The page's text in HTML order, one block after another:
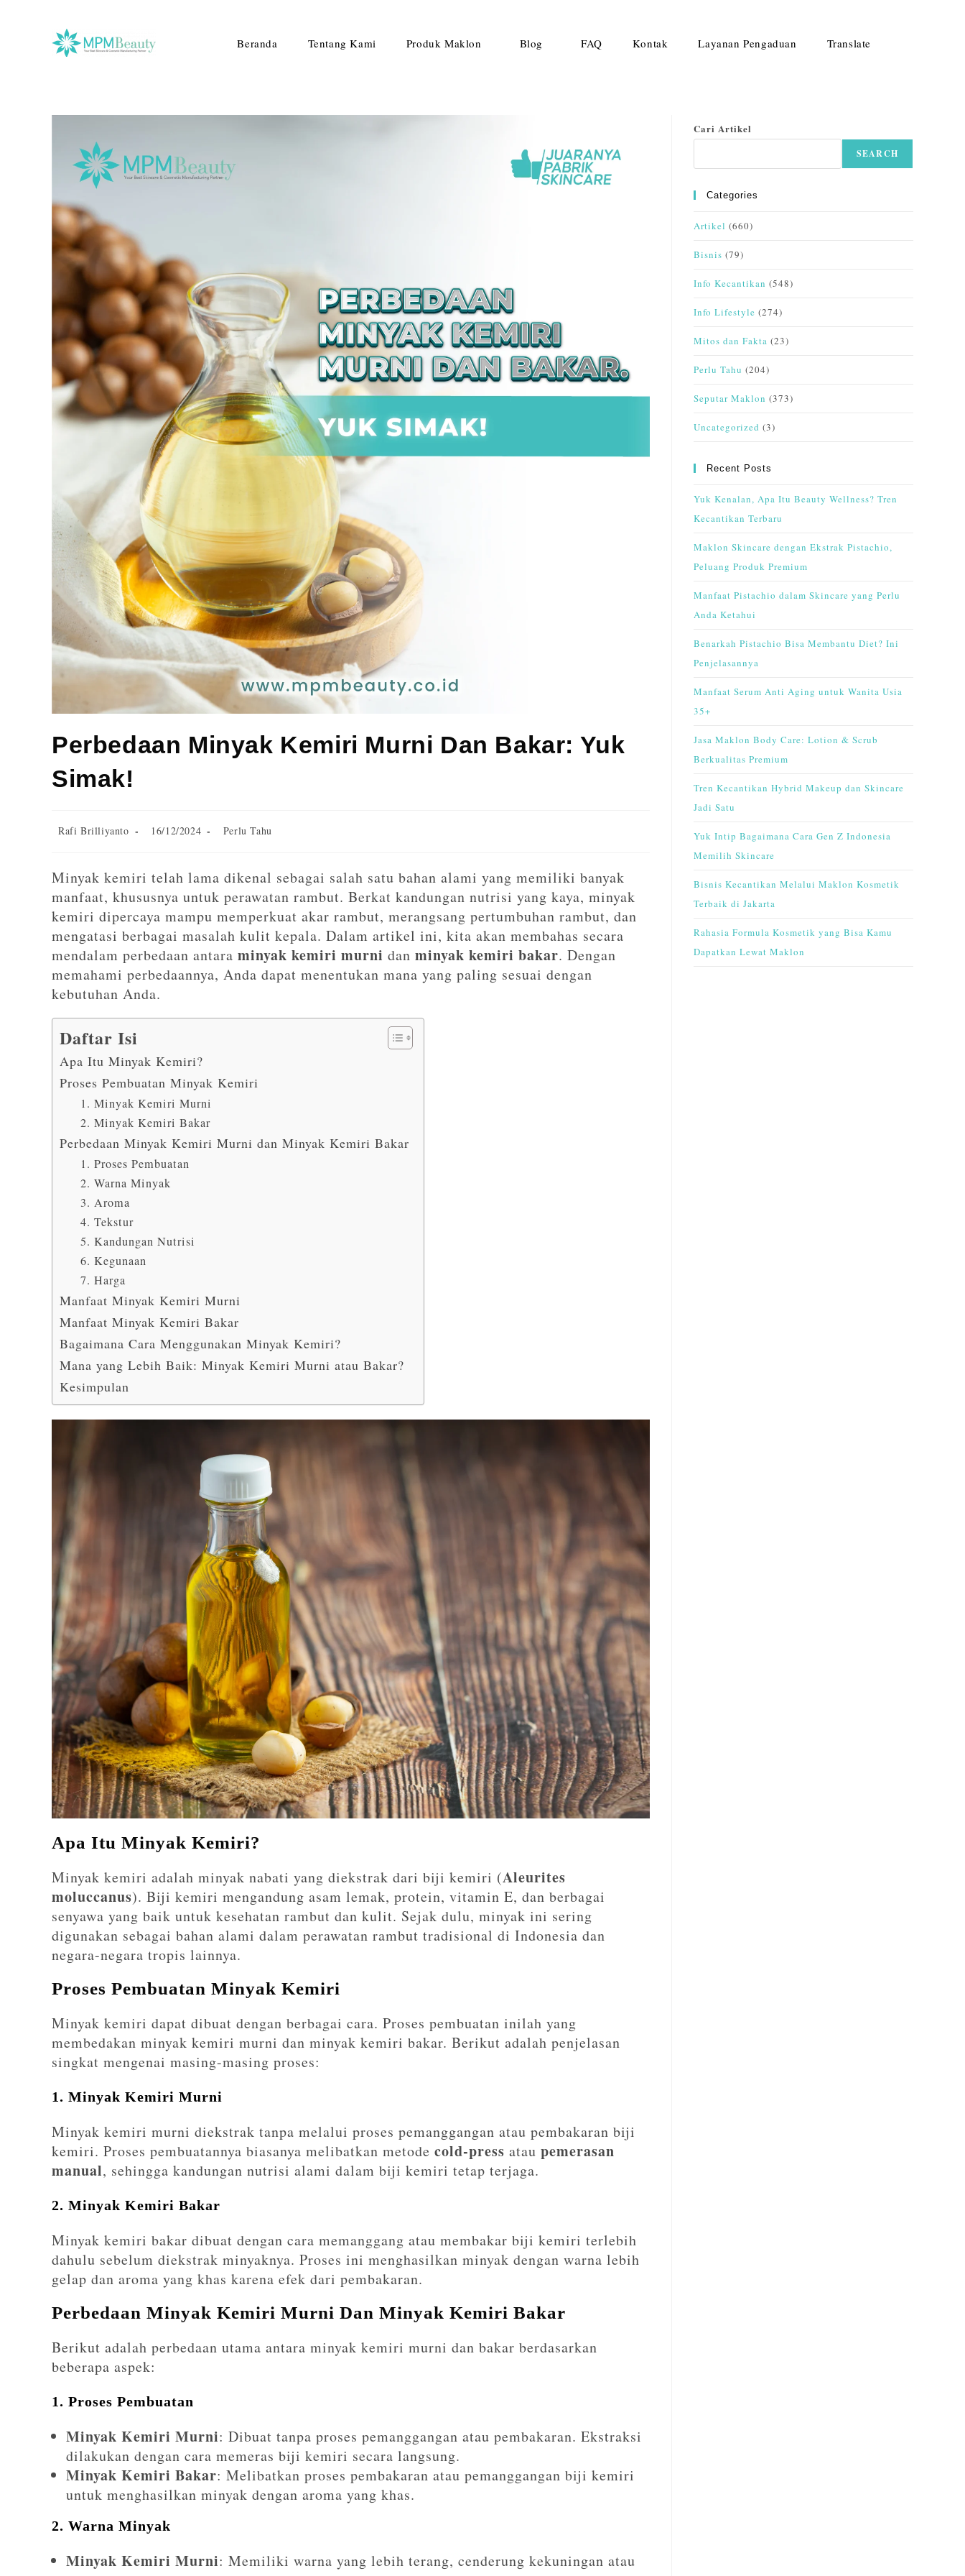
Beranda Tentang Kami Produk Maklon Blog FAQ Kontak Layanan Pengaduan Translate
Perbedaan Minyak Kemiri Murni Dan Bakar: Yuk
Simak!
Rafi Brilliyanto 16/12/2024 Perlu Tahu
Minyak kemiri telah lama dikenal sebagai salah satu bahan alami yang memiliki banyak
manfaat, khususnya untuk perawatan rambut. Berkat kandungan nutrisi yang kaya, minyak
kemiri dipercaya mampu memperkuat akar rambut, merangsang pertumbuhan rambut, dan
mengatasi berbagai masalah kulit kepala. Dalam artikel ini, kita akan membahas secara
mendalam perbedaan antara minyak kemiri murni dan minyak kemiri bakar. Dengan
memahami perbedaannya, Anda dapat menentukan mana yang paling sesuai dengan
kebutuhan Anda.
Daftar Isi
Apa Itu Minyak Kemiri?
Proses Pembuatan Minyak Kemiri
1. Minyak Kemiri Murni
2. Minyak Kemiri Bakar
Perbedaan Minyak Kemiri Murni dan Minyak Kemiri Bakar
1. Proses Pembuatan
2. Warna Minyak
3. Aroma
4. Tekstur
5. Kandungan Nutrisi
6. Kegunaan
7. Harga
Manfaat Minyak Kemiri Murni
Manfaat Minyak Kemiri Bakar
Bagaimana Cara Menggunakan Minyak Kemiri?
Mana yang Lebih Baik: Minyak Kemiri Murni atau Bakar?
Kesimpulan
Apa Itu Minyak Kemiri?
Minyak kemiri adalah minyak nabati yang diekstrak dari biji kemiri (Aleurites
moluccanus). Biji kemiri mengandung asam lemak, protein, vitamin E, dan berbagai
senyawa yang baik untuk kesehatan rambut dan kulit. Sejak dulu, minyak ini sering
digunakan sebagai bahan alami dalam perawatan rambut tradisional di Indonesia dan
negara-negara tropis lainnya.
Proses Pembuatan Minyak Kemiri
Minyak kemiri dapat dibuat dengan berbagai cara. Proses pembuatan inilah yang
membedakan minyak kemiri murni dan minyak kemiri bakar. Berikut adalah penjelasan
singkat mengenai masing-masing proses:
1. Minyak Kemiri Murni
Minyak kemiri murni diekstrak tanpa melalui proses pemanggangan atau pembakaran biji
kemiri. Proses pembuatannya biasanya melibatkan metode cold-press atau pemerasan
manual, sehingga kandungan nutrisi alami dalam biji kemiri tetap terjaga.
2. Minyak Kemiri Bakar
Minyak kemiri bakar dibuat dengan cara memanggang atau membakar biji kemiri terlebih
dahulu sebelum diekstrak minyaknya. Proses ini menghasilkan minyak dengan warna lebih
gelap dan aroma yang khas karena efek dari pembakaran.
Perbedaan Minyak Kemiri Murni Dan Minyak Kemiri Bakar
Berikut adalah perbedaan utama antara minyak kemiri murni dan bakar berdasarkan
beberapa aspek:
1. Proses Pembuatan
Minyak Kemiri Murni: Dibuat tanpa proses pemanggangan atau pembakaran. Ekstraksi
dilakukan dengan cara memeras biji kemiri secara langsung.
Minyak Kemiri Bakar: Melibatkan proses pembakaran atau pemanggangan biji kemiri
untuk menghasilkan minyak dengan aroma yang khas.
2. Warna Minyak
Minyak Kemiri Murni: Memiliki warna yang lebih terang, cenderung kekuningan atau
Cari Artikel
SEARCH
Categories
Artikel (660)
Bisnis (79)
Info Kecantikan (548)
Info Lifestyle (274)
Mitos dan Fakta (23)
Perlu Tahu (204)
Seputar Maklon (373)
Uncategorized (3)
Recent Posts
Yuk Kenalan, Apa Itu Beauty Wellness? Tren
Kecantikan Terbaru
Maklon Skincare dengan Ekstrak Pistachio,
Peluang Produk Premium
Manfaat Pistachio dalam Skincare yang Perlu
Anda Ketahui
Benarkah Pistachio Bisa Membantu Diet? Ini
Penjelasannya
Manfaat Serum Anti Aging untuk Wanita Usia
35+
Jasa Maklon Body Care: Lotion & Scrub
Berkualitas Premium
Tren Kecantikan Hybrid Makeup dan Skincare
Jadi Satu
Yuk Intip Bagaimana Cara Gen Z Indonesia
Memilih Skincare
Bisnis Kecantikan Melalui Maklon Kosmetik
Terbaik di Jakarta
Rahasia Formula Kosmetik yang Bisa Kamu
Dapatkan Lewat Maklon